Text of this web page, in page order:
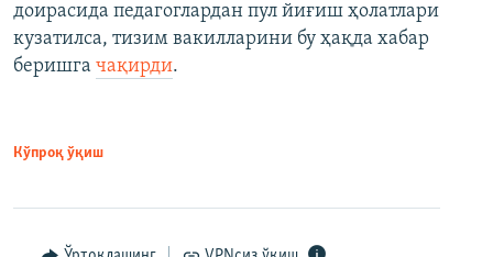
доирасида педагоглардан пул йиғиш ҳолатлари
кузатилса, тизим вакилларини бу ҳақда хабар
беришга чақирди.
Кўпроқ ўқиш